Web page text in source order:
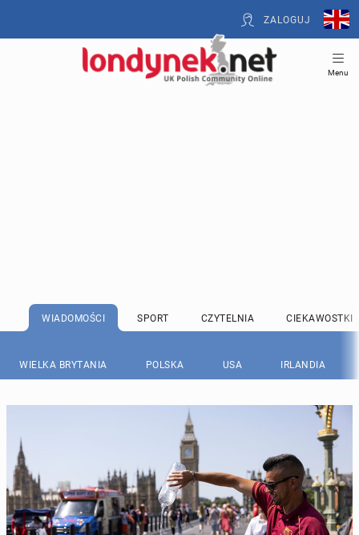
ZALOGUJ
Menu
WIADOMOŚCI SPORT CZYTELNIA CIEKAWOSTKI
WIELKA BRYTANIA POLSKA USA IRLANDIA